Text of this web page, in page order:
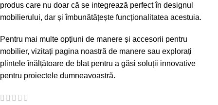
produs care nu doar că se integrează perfect în designul
mobilierului, dar și îmbunătățește funcționalitatea acestuia.
Pentru mai multe opțiuni de manere și accesorii pentru
mobilier, vizitați pagina noastră de manere sau explorați
plintele înălțătoare de blatpentru a găsi soluții innovative
pentru proiectele dumneavoastră.